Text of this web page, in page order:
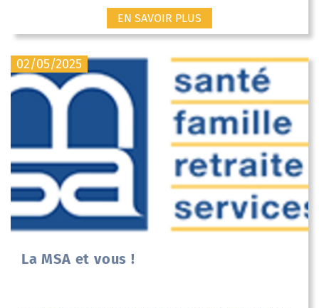
EN SAVOIR PLUS
02/05/2025
La MSA et vous !